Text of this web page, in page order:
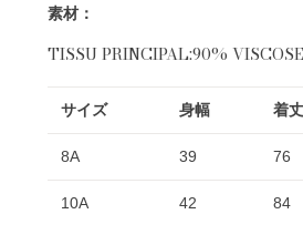
素材：
TISSU PRINCIPAL:90%
サイズ 身幅 着丈
8A 39 76
10A 42 84